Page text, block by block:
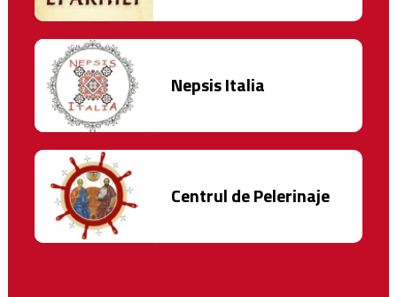
Nepsis Italia
Centrul de Pelerinaje